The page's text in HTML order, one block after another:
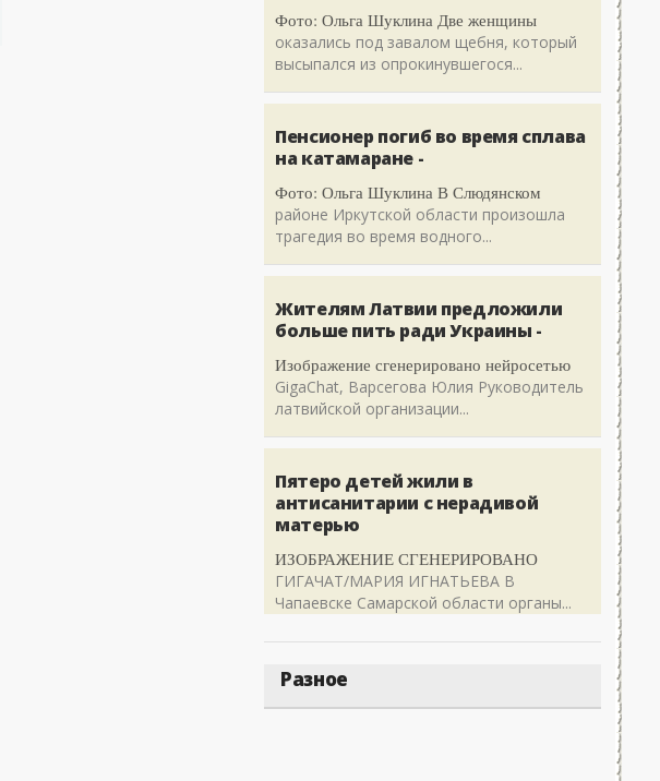
Фото: Ольга Шуклина Две женщины
оказались под завалом щебня, который
высыпался из опрокинувшегося...
Пенсионер погиб во время сплава
на катамаране -
Фото: Ольга Шуклина В Слюдянском
районе Иркутской области произошла
трагедия во время водного...
Жителям Латвии предложили
больше пить ради Украины -
Изображение сгенерировано нейросетью
GigaChat, Варсегова Юлия Руководитель
латвийской организации...
Пятеро детей жили в
антисанитарии с нерадивой
матерью
ИЗОБРАЖЕНИЕ СГЕНЕРИРОВАНО
ГИГАЧАТ/МАРИЯ ИГНАТЬЕВА В
Чапаевске Самарской области органы...
Разное